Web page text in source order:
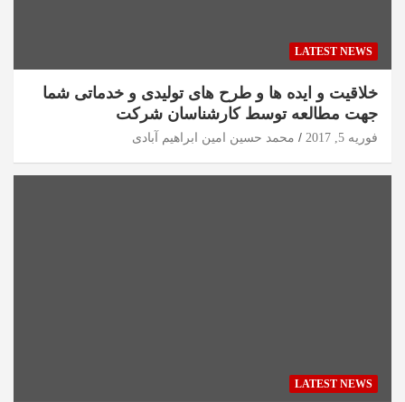
LATEST NEWS
خلاقیت و ایده ها و طرح های تولیدی و خدماتی شما
جهت مطالعه توسط کارشناسان شرکت
فوریه 5, 2017 محمد حسین امین ابراهیم آبادی
LATEST NEWS